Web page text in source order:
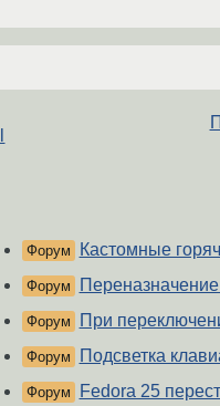
Форум Кастомные
Форум
Форум При
Форум Подсветка
Форум Fedora 25